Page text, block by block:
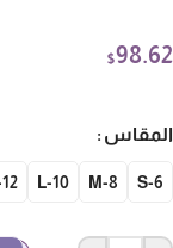
$98.62
المقاس
S-6
8-M
10-L
12-XL